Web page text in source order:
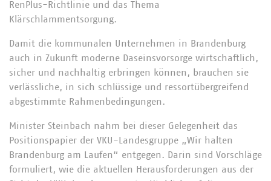
RenPlus-Richtlinie und das Thema
Klärschlammentsorgung.
Damit die kommunalen Unternehmen in Brandenburg
auch in Zukunft moderne Daseinsvorsorge wirtschaftlich,
sicher und nachhaltig erbringen können, brauchen sie
verlässliche, in sich schlüssige und ressortübergreifend
abgestimmte Rahmenbedingungen.
Minister Steinbach nahm bei dieser Gelegenheit das
Positionspapier der VKU-Landesgruppe „Wir halten
Brandenburg am Laufen“ entgegen. Darin sind Vorschläge
formuliert, wie die aktuellen Herausforderungen aus der